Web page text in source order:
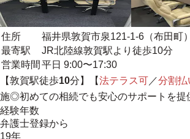
住所
福井県敦賀市泉121-1-6（布田町）
最寄駅
JR北陸線敦賀駅より徒歩10分
営業時間 平日 9:00〜17:30
【敦賀駅徒歩10分】【法テラス可 ／分割払
施◎初めての相続でも安心のサポートを提
経験年数
弁護士登録から
19年